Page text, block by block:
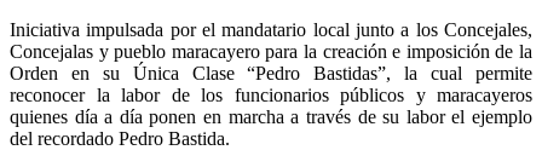
Iniciativa impulsada por el mandatario local junto a los Concejales,
Concejalas y pueblo maracayero para la creación e imposición de la
Orden en su Única Clase “Pedro Bastidas”, la cual permite
reconocer la labor de los funcionarios públicos y maracayeros
quienes día a día ponen en marcha a través de su labor el ejemplo
del recordado Pedro Bastida.